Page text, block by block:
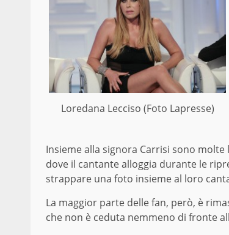
Loredana Lecciso (Foto Lapresse)
Insieme alla signora Carrisi sono molte
dove il cantante alloggia durante le
strappare una foto insieme al loro
La maggior parte delle fan, però, è
che non è ceduta nemmeno di fronte